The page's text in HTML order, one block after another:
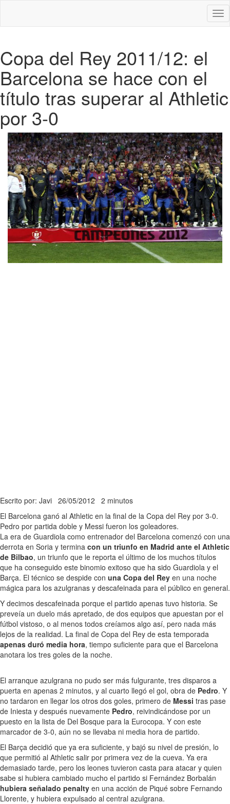
Copa del Rey 2011/12: el
Barcelona se hace con el
título tras superar al Athletic
por 3-0
Escrito por: Javi 26/05/2012 2 minutos
El Barcelona ganó al Athletic en la final de la Copa del Rey por 3-0.
Pedro por partida doble y Messi fueron los goleadores.
La era de Guardiola como entrenador del Barcelona comenzó con una
derrota en Soria y termina con un triunfo en Madrid ante el Athletic
de Bilbao, un triunfo que le reporta el último de los muchos títulos
que ha conseguido este binomio exitoso que ha sido Guardiola y el
Barça. El técnico se despide con una Copa del Rey en una noche
mágica para los azulgranas y descafeinada para el público en general.
Y decimos descafeinada porque el partido apenas tuvo historia. Se
preveía un duelo más apretado, de dos equipos que apuestan por el
fútbol vistoso, o al menos todos creíamos algo así, pero nada más
lejos de la realidad. La final de Copa del Rey de esta temporada
apenas duró media hora, tiempo suficiente para que el Barcelona
anotara los tres goles de la noche.
El arranque azulgrana no pudo ser más fulgurante, tres disparos a
puerta en apenas 2 minutos, y al cuarto llegó el gol, obra de Pedro. Y
no tardaron en llegar los otros dos goles, primero de Messi tras pase
de Iniesta y después nuevamente Pedro, reivindicándose por un
puesto en la lista de Del Bosque para la Eurocopa. Y con este
marcador de 3-0, aún no se llevaba ni media hora de partido.
El Barça decidió que ya era suficiente, y bajó su nivel de presión, lo
que permitió al Athletic salir por primera vez de la cueva. Ya era
demasiado tarde, pero los leones tuvieron casta para atacar y quien
sabe si hubiera cambiado mucho el partido si Fernández Borbalán
hubiera señalado penalty en una acción de Piqué sobre Fernando
Llorente, y hubiera expulsado al central azulgrana.